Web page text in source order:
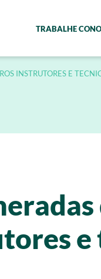
TRABALHE
INSTRUTORES E
e